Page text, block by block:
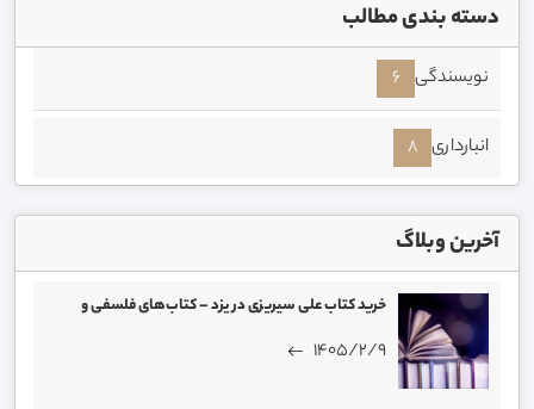
دسته بندی مطالب
نویسندگی 6
انبارداری 8
آخرین وبلاگ
خرید کتاب علی سیریزی در یزد – کتاب‌های فلسفی و
1405/2/9